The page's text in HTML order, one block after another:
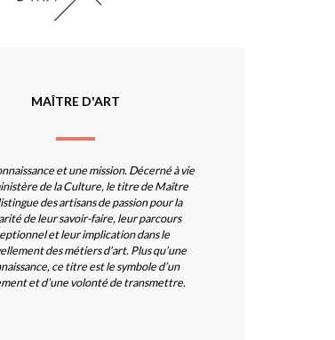
MAÎTRE D'ART
et une mission. Décerné à vie
de la Culture, le titre de Maître
des artisans de passion pour la
de leur savoir-faire, leur parcours
et leur implication dans le
des métiers d’art. Plus qu’une
ce titre est le symbole d’un
et d’une volonté de transmettre.